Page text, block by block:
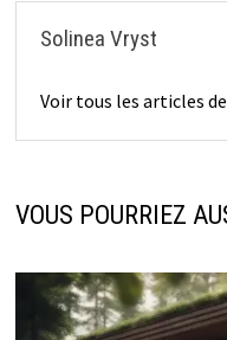
Solinea Vryst
Voir tous les articles
VOUS POURRIEZ